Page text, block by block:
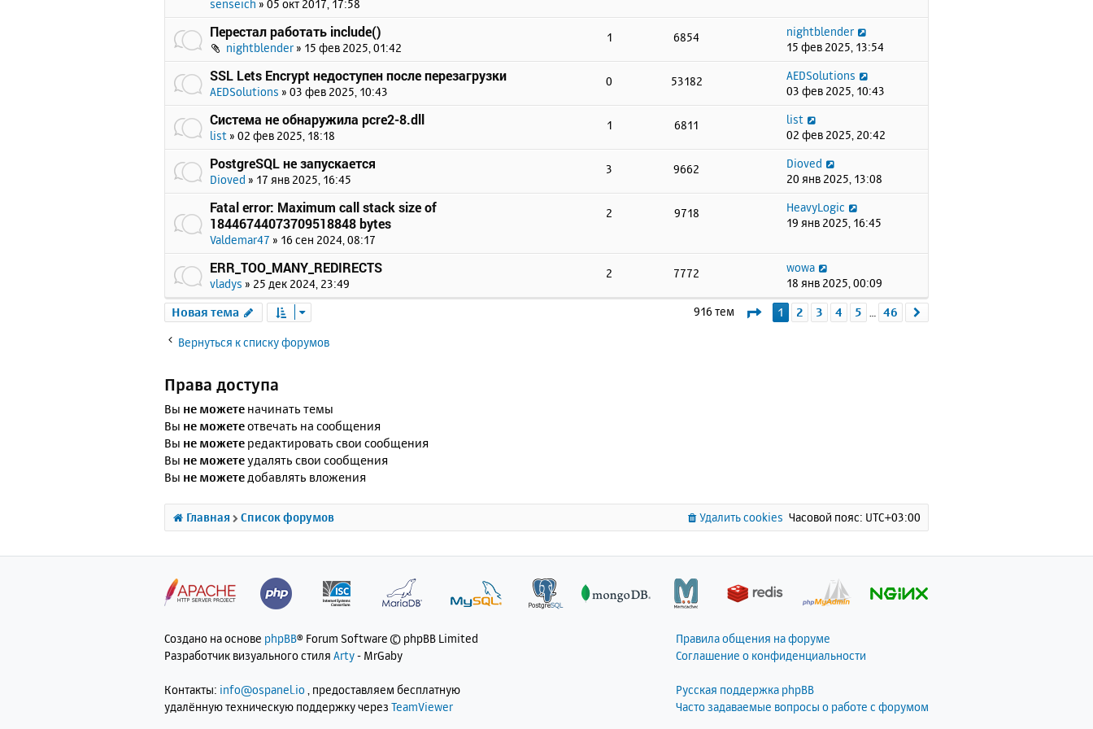
senseich » 05 окт 2017, 17:58
Перестал работать include()
nightblender» 15 фев 2025, 01:42
1 6854
nightblender
15 фев 2025, 13:54
SSL Lets Encrypt недоступен после перезагрузки
AEDSolutions » 03 фев 2025, 10:43
0 53182
AEDSolutions
03 фев 2025, 10:43
Система не обнаружила pcre2-8.dll
list » 02 фев 2025, 18:18
1 6811
list
02 фев 2025, 20:42
PostgreSQL не запускается
Dioved » 17 янв 2025, 16:45
3 9662
Dioved
20 янв 2025, 13:08
Fatal error: Maximum call stack size of
18446744073709518848 bytes
Valdemar47 » 16 сен 2024, 08:17
2 9718
HeavyLogic
19 янв 2025, 16:45
ERR_TOO_MANY_REDIRECTS
vladys » 25 дек 2024, 23:49
2 7772
wowa
18 янв 2025, 00:09
Новая тема 916 тем Страница1 из 46
1 2 3 4 5 … 46
Вернуться к списку форумов
Права доступа
Вы не можете начинать темы
Вы не можетеотвечать на сообщения
Вы не можете редактировать свои сообщения
Вы не можетеудалять свои сообщения
Вы не можетедобавлять вложения
Главная Список форумов Часовой пояс: UTC+03:00
Удалить cookies
Создано на основе phpBB® Forum Software © phpBB Limited
Разработчик визуального стиля Arty- MrGaby
Контакты: info@ospanel.io , предоставляем бесплатную
удалённую техническую поддержку через TeamViewer
Правила общения на форуме
Соглашение о конфиденциальности
Русская поддержка phpBB
Часто задаваемые вопросы о работе с форумом